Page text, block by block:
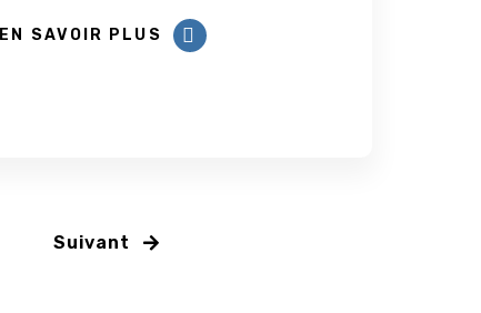
EN SAVOIR PLUS
Suivant